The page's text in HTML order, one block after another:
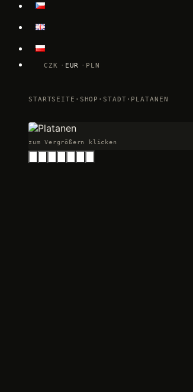
CZK EUR PLN
STARTSEITE · SHOP ·STADT · PLATANEN
zum Vergrößern klicken